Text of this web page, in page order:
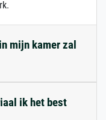
mijn kamer zal
ik het best